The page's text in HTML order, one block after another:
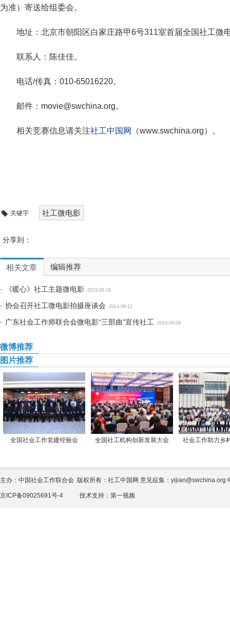
为准）寄送给组委会。
地址：北京市朝阳区白家庄路甲6号311室首届全国社工微
联系人：陈佳佳。
电话/传真：010-65016220。
邮件：movie@swchina.org。
相关竞赛信息请关注社工中国网 （www.swchina.org）。
关键字 社工微电影
分享到：
相关文章 编辑推荐
《暖心》社工主题微电影 2015-05-18
协会召开社工微电影拍摄座谈会 2014-09-12
广东社会工作师联合会微电影“三部曲”宣传社工 2014-04-09
微博推荐
图片推荐
全国社会工作党建经验会 全国社工机构创新发展大会 社会工作助力乡
主办：中国社会工作联合会 版权所有：社工中国网 意见征集：yijian@swchina.org
京ICP备09025691号-4 技术支持： 第一视频